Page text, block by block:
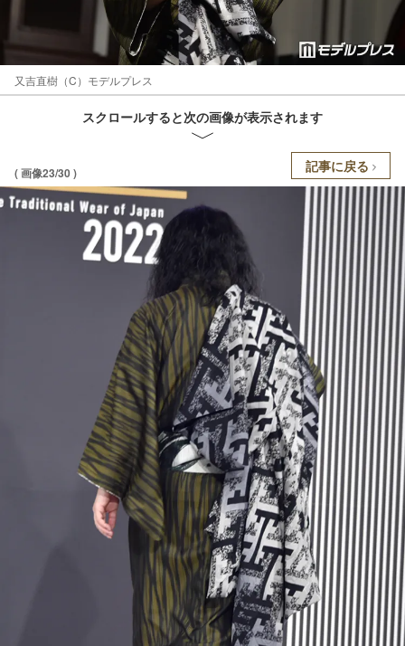
又吉直樹（C）モデルプレス
スクロールすると次の画像が表示されます
( 画像23/30 ) 記事に戻る